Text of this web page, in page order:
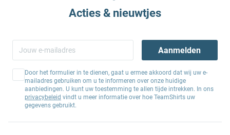
Acties & nieuwtjes
Aanmelden
Door het formulier in te dienen, gaat u ermee akkoord dat wij uw e-
mailadres gebruiken om u te informeren over onze huidige
aanbiedingen. U kunt uw toestemming te allen tijde intrekken. In ons
privacybeleid vindt u meer informatie over hoe TeamShirts uw
gegevens gebruikt.